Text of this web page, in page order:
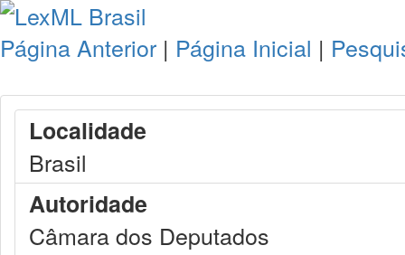
Página Anterior | Página Inicial |
Localidade
Brasil
Autoridade
Câmara dos Deputados